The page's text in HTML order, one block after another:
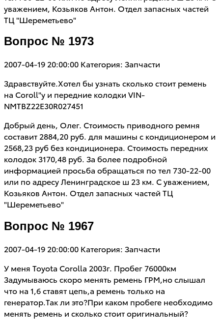
уважением, Козьяков Антон. Отдел запасных частей
ТЦ "Шереметьево"
Вопрос № 1973
2007-04-19 20:00:00 Категория: Запчасти
Здравствуйте.Хотел бы узнать сколько стоит ремень
на Coroll"у и передние колодки VIN-
NMTBZ22E30R027451
Добрый день, Олег. Стоимость приводного ремня
составит 2884,20 руб. для машины с кондиционером и
2568,23 руб без кондиционера. Стоимость передних
колодок 3170,48 руб. За более подробной
информацией просьба обращаться по тел 730-22-00
или по адресу Ленинградское ш 23 км. С уважением,
Козьяков Антон. Отдел запасных частей ТЦ
"Шереметьево"
Вопрос № 1967
2007-04-19 20:00:00 Категория: Запчасти
У меня Toyota Corolla 2003г. Пробег 76000км
Задумываюсь скоро менять ремень ГРМ,но слышал
что на 1,6 ставят цепь,а ремень только на
генератор.Так ли это?При каком пробеге необходимо
менять ремень и сколько стоит оригинальный?